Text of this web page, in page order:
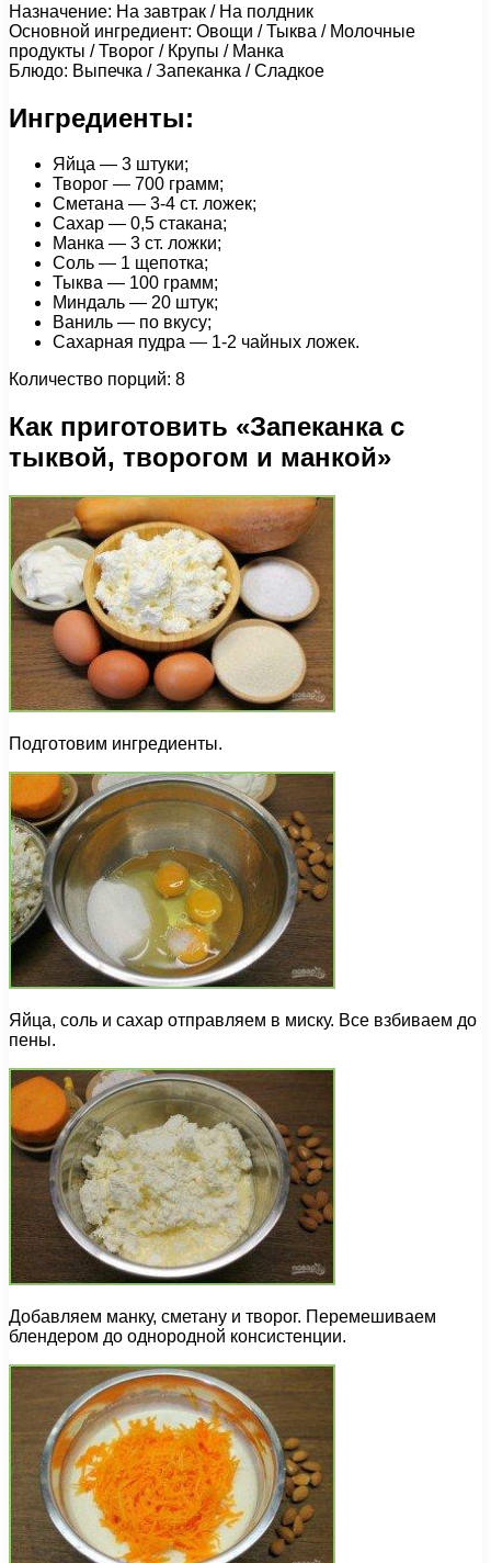
Назначение: На завтрак / На полдник
Основной ингредиент: Овощи / Тыква / Молочные
продукты / Творог / Крупы / Манка
Блюдо: Выпечка / Запеканка / Сладкое
Ингредиенты:
Яйца — 3 штуки;
Творог — 700 грамм;
Сметана — 3-4 ст. ложек;
Сахар — 0,5 стакана;
Манка — 3 ст. ложки;
Соль — 1 щепотка;
Тыква — 100 грамм;
Миндаль — 20 штук;
Ваниль — по вкусу;
Сахарная пудра — 1-2 чайных ложек.
Количество порций: 8
Как приготовить «Запеканка с
тыквой, творогом и манкой»
Подготовим ингредиенты.
Яйца, соль и сахар отправляем в миску. Все взбиваем до
пены.
Добавляем манку, сметану и творог. Перемешиваем
блендером до однородной консистенции.